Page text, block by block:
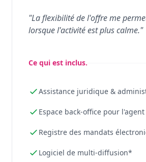
"La flexibilité de l'offre me
lorsque l'activité est plus calme."
Ce qui est inclus.
Assistance juridique &
Espace back-office pour l'agent
Registre des mandats
Logiciel de multi-diffusion*